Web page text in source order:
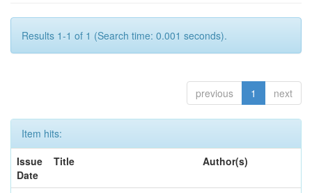
Results 1-1 of 1 (Search time: 0.001 seconds).
previous 1 next
Item hits:
Issue
Date
Title Author(s)